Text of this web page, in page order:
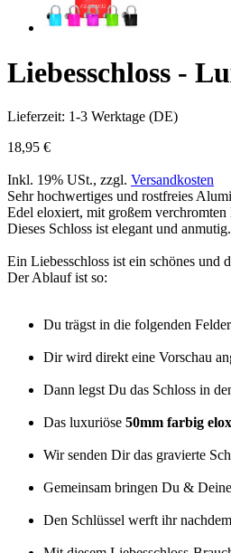
Liebesschloss -
Lieferzeit: 1-3 Werktage (DE)
18,95 €
Inkl. 19% USt., zzgl. Versandkosten
Sehr hochwertiges und rostfreies
Edel eloxiert, mit großem
Dieses Schloss ist elegant und anmutig.
Ein Liebesschloss ist ein schönes und
Der Ablauf ist so:
Du trägst in die folgenden
Dir wird direkt eine Vorschau
Dann legst Du das Schloss in
Das luxuriöse 50mm farbig
Wir senden Dir das gravierte
Gemeinsam bringen Du &
Den Schlüssel werft ihr